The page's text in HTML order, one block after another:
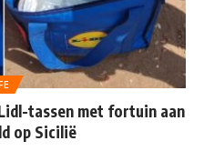
tassen met fortuin aan
op Sicilië